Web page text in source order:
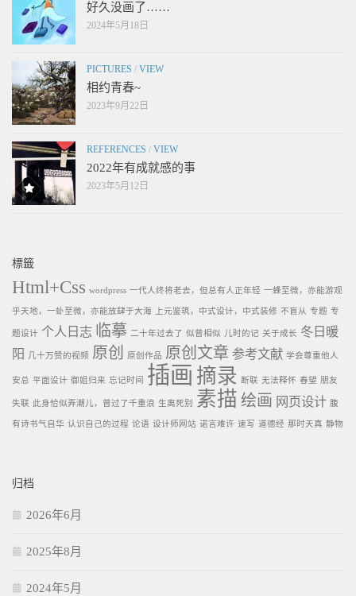
好久没画了……
2024年5月18日
PICTURES / VIEW
相约青春~
2023年9月22日
REFERENCES / VIEW
2022年有成就感的事
2023年5月12日
標籤
Html+Css wordpress 一代人终将老去，但总有人正年轻 一蜂至微，亦能游观
乎天地，一虲至微，亦能放肆于大海 上元鉴筑，中式设计，中式装修 不盲从 专题 专
题设计 个人日志 临摹 二十年过去了 似曾相似 儿时的记 关于成长 冬日暖
阳
几十万赞的视频 原创 原创作品 原创文章 参考文献 学会尊重他人
安总 平面设计 御姐归来 忘记时间 插画 摘录 断联 无法释怀 春望 朋友
失联 此身恰似弄潮儿，曾过了千重浪 生离死别 素描 绘画 网页设计 腹
有诗书气自华 认识自己的过程 论语 设计师网站 诺言难许 速写 道德经 那时天真 静物
归档
2026年6月
2025年8月
2024年5月